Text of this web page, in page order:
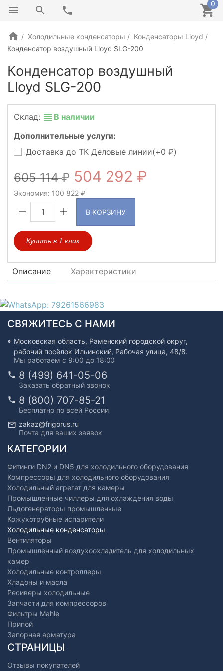
0
Холодильные конденсаторы
Конденсаторы Lloyd
Конденсатор воздушный Lloyd SLG-200
Конденсатор воздушный
Lloyd SLG-200
Склад:
В наличии
Дополнительные услуги:
Доставка до ТК Деловые линии(+0 )
605 114 504 292
Экономия: 100 822
В КОРЗИНУ
Купить в 1 клик
Описание Характеристики
СВЯЖИТЕСЬ С НАМИ
Московская область, Раменский городской округ,
рабочий посёлок Ильинский, Рабочая улица, 48/8.
Мы работаем с 9:00 до 18:00
8 (499) 641-05-06
Заказать обратный звонок
8 (800) 707-85-21
Бесплатно по всей России
zakaz@frigorus.ru
Почта для ваших заявок
КАТЕГОРИИ
Фитинги DN2 и DN5 для холодильного оборудования
Компрессоры для холодильного оборудования
Холодильный агрегат для камеры
Промышленные чиллеры для охлаждения воды
Льдогенераторы промышленные
Кожухотрубные испарители
Холодильные конденсаторы
Вентиляторы
Промышленный воздухоохладитель для холодильных
камер
Холодильные контроллеры
Хладоны и масла
Ресиверы холодильные
Запчасти для компрессоров
Фильтры Mahle
Припой
Запорная арматура
СТРАНИЦЫ
Отзывы покупателей